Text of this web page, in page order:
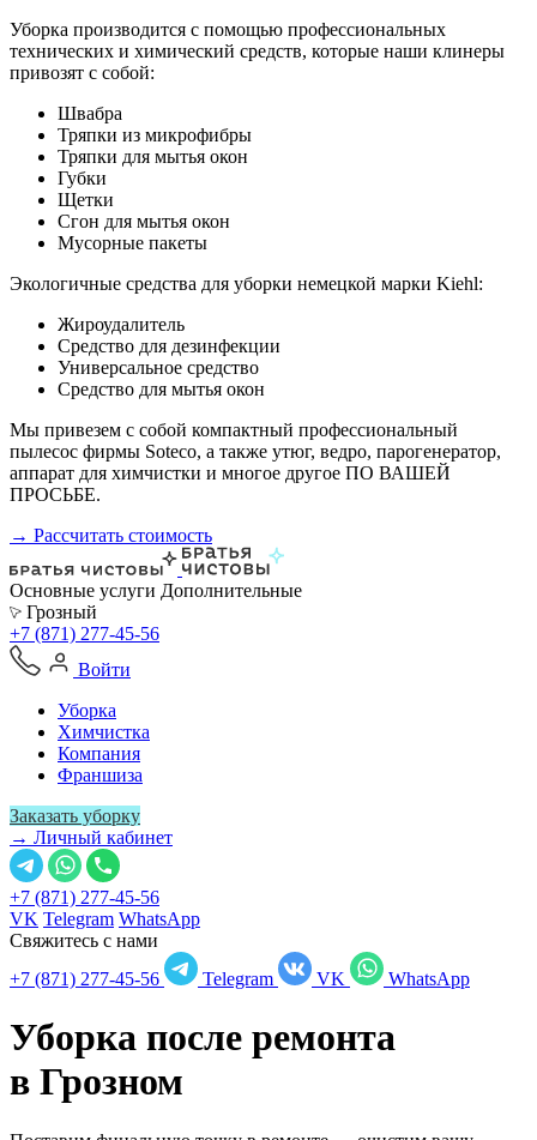
Уборка производится с помощью профессиональных
технических и химический средств, которые наши клинеры
привозят с собой:
Швабра
Тряпки из микрофибры
Тряпки для мытья окон
Губки
Щетки
Сгон для мытья окон
Мусорные пакеты
Экологичные средства для уборки немецкой марки Kiehl:
Жироудалитель
Средство для дезинфекции
Универсальное средство
Средство для мытья окон
Мы привезем с собой компактный профессиональный
пылесос фирмы Soteco, а также утюг, ведро, парогенератор,
аппарат для химчистки и многое другое ПО ВАШЕЙ
ПРОСЬБЕ.
→ Рассчитать стоимость
Основные услуги Дополнительные
Грозный
+7 (871) 277-45-56
Войти
Уборка
Химчистка
Компания
Франшиза
Заказать уборку
→ Личный кабинет
+7 (871) 277-45-56
VK Telegram WhatsApp
Свяжитесь с нами
+7 (871) 277-45-56
Telegram VK WhatsApp
Уборка после ремонта
в Грозном